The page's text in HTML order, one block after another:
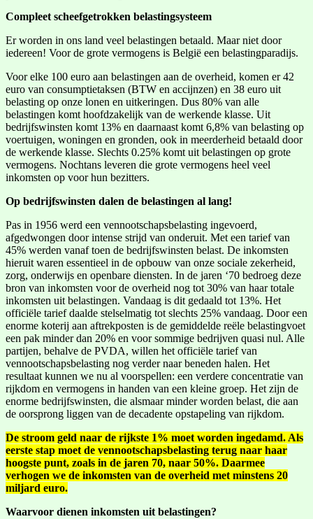
Compleet scheefgetrokken belastingsysteem
Er worden in ons land veel belastingen betaald. Maar niet door
iedereen! Voor de grote vermogens is België een belastingparadijs.
Voor elke 100 euro aan belastingen aan de overheid, komen er 42
euro van consumptietaksen (BTW en accijnzen) en 38 euro uit
belasting op onze lonen en uitkeringen. Dus 80% van alle
belastingen komt hoofdzakelijk van de werkende klasse. Uit
bedrijfswinsten komt 13% en daarnaast komt 6,8% van belasting op
voertuigen, woningen en gronden, ook in meerderheid betaald door
de werkende klasse. Slechts 0.25% komt uit belastingen op grote
vermogens. Nochtans leveren die grote vermogens heel veel
inkomsten op voor hun bezitters.
Op bedrijfswinsten dalen de belastingen al lang!
Pas in 1956 werd een vennootschapsbelasting ingevoerd,
afgedwongen door intense strijd van onderuit. Met een tarief van
45% werden vanaf toen de bedrijfswinsten belast. De inkomsten
hieruit waren essentieel in de opbouw van onze sociale zekerheid,
zorg, onderwijs en openbare diensten. In de jaren ‘70 bedroeg deze
bron van inkomsten voor de overheid nog tot 30% van haar totale
inkomsten uit belastingen. Vandaag is dit gedaald tot 13%. Het
officiële tarief daalde stelselmatig tot slechts 25% vandaag. Door een
enorme koterij aan aftrekposten is de gemiddelde reële belastingvoet
een pak minder dan 20% en voor sommige bedrijven quasi nul. Alle
partijen, behalve de PVDA, willen het officiële tarief van
vennootschapsbelasting nog verder naar beneden halen. Het
resultaat kunnen we nu al voorspellen: een verdere concentratie van
rijkdom en vermogens in handen van een kleine groep. Het zijn de
enorme bedrijfswinsten, die alsmaar minder worden belast, die aan
de oorsprong liggen van de decadente opstapeling van rijkdom.
De stroom geld naar de rijkste 1% moet worden ingedamd. Als
eerste stap moet de vennootschapsbelasting terug naar haar
hoogste punt, zoals in de jaren 70, naar 50%. Daarmee
verhogen we de inkomsten van de overheid met minstens 20
miljard euro.
Waarvoor dienen inkomsten uit belastingen?